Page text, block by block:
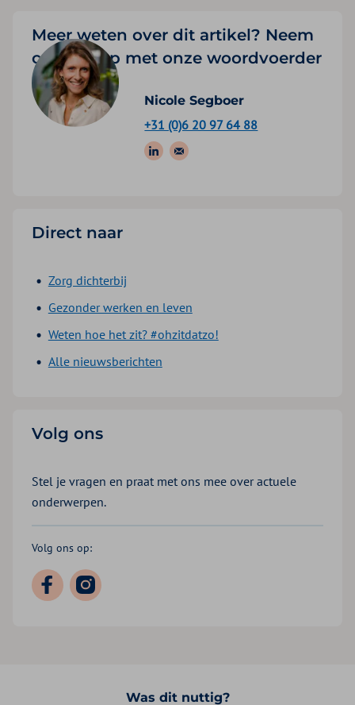
Meer weten over dit artikel? Neem
contact op met onze woordvoerder
Nicole Segboer
+31 (0)6 20 97 64 88
Volg ons op: LinkedIn
Stuur een e-mail
Direct naar
Zorg dichterbij
Gezonder werken en leven
Weten hoe het zit? #ohzitdatzo!
Alle nieuwsberichten
Volg ons
Stel je vragen en praat met ons mee over actuele
onderwerpen.
Volg ons op:
Was dit nuttig?